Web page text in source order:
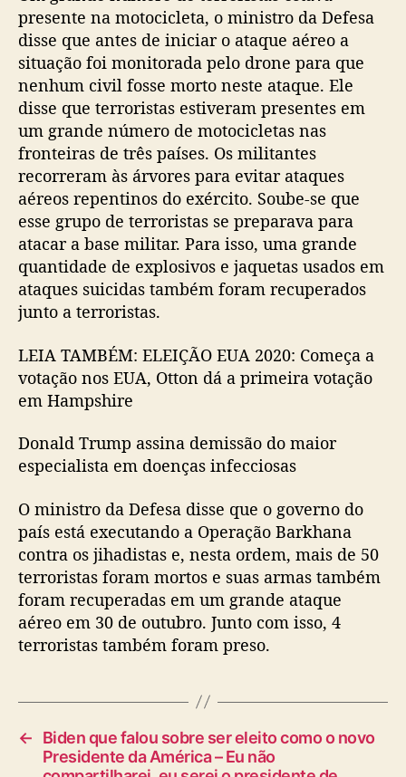
presente na motocicleta, o ministro da Defesa
disse que antes de iniciar o ataque aéreo a
situação foi monitorada pelo drone para que
nenhum civil fosse morto neste ataque. Ele
disse que terroristas estiveram presentes em
um grande número de motocicletas nas
fronteiras de três países. Os militantes
recorreram às árvores para evitar ataques
aéreos repentinos do exército. Soube-se que
esse grupo de terroristas se preparava para
atacar a base militar. Para isso, uma grande
quantidade de explosivos e jaquetas usados ​​em
ataques suicidas também foram recuperados
junto a terroristas.
LEIA TAMBÉM: ELEIÇÃO EUA 2020: Começa a
votação nos EUA, Otton dá a primeira votação
em Hampshire
Donald Trump assina demissão do maior
especialista em doenças infecciosas
O ministro da Defesa disse que o governo do
país está executando a Operação Barkhana
contra os jihadistas e, nesta ordem, mais de 50
terroristas foram mortos e suas armas também
foram recuperadas em um grande ataque
aéreo em 30 de outubro. Junto com isso, 4
terroristas também foram preso.
←
Biden que falou sobre ser eleito como o novo
Presidente da América – Eu não